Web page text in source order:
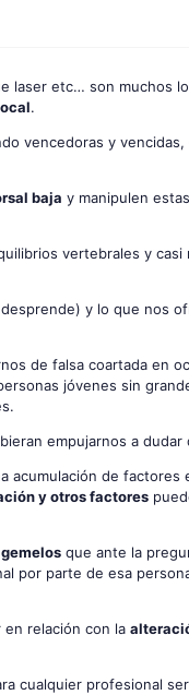
laser etc… son muchos
.
vencedoras y
baja y manipulen
vertebrales y
y lo que nos
de falsa coartada en
jóvenes sin
empujarnos a
acumulación de
y otros factores
que ante la
por parte de esa
en relación con la
cualquier profesional